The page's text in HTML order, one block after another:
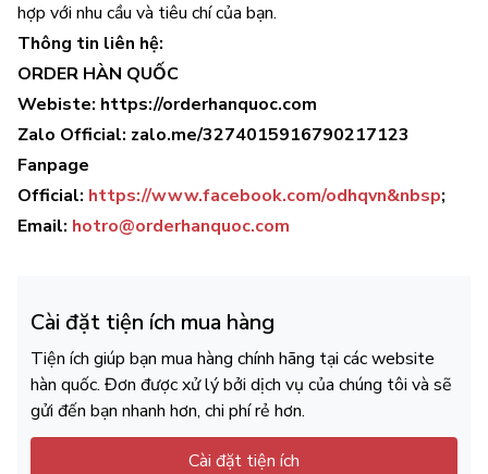
hợp với nhu cầu và tiêu chí của bạn.
Thông tin liên hệ:
ORDER HÀN QUỐC
Webiste: https://orderhanquoc.com
Zalo Official: zalo.me/3274015916790217123
Fanpage
Official: https://www.facebook.com/odhqvn&nbsp;
Email: hotro@orderhanquoc.com
Cài đặt tiện ích mua hàng
Tiện ích giúp bạn mua hàng chính hãng tại các website
hàn quốc. Đơn được xử lý bởi dịch vụ của chúng tôi và sẽ
gửi đến bạn nhanh hơn, chi phí rẻ hơn.
Cài đặt tiện ích